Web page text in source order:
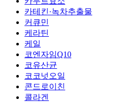
카테킨·녹차추출물
커큐민
케라틴
케일
코엔자임Q10
코유산균
코코넛오일
콘드로이친
콜라겐